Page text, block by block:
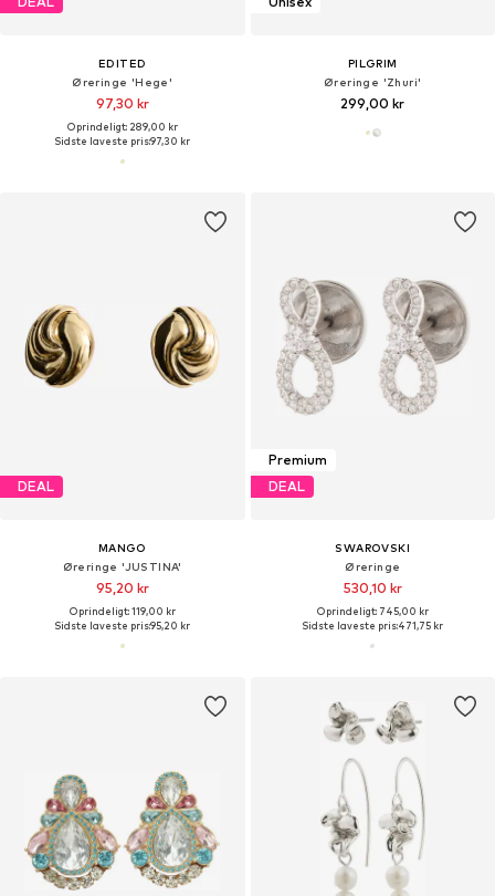
EDITED
Øreringe 'Hege'
97,30 kr
Oprindeligt: 289,00 kr
Sidste laveste pris:97,30 kr
PILGRIM
Øreringe 'Zhuri'
299,00 kr
DEAL
MANGO
Øreringe 'JUSTINA'
95,20 kr
Oprindeligt: 119,00 kr
Sidste laveste pris:95,20 kr
Premium
DEAL
SWAROVSKI
Øreringe
530,10 kr
Oprindeligt: 745,00 kr
Sidste laveste pris:471,75 kr